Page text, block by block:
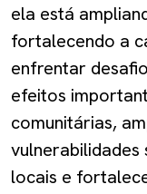
ela está
fortalecendo a
enfrentar
efeitos
comunitárias,
vulnerabilidades
locais e